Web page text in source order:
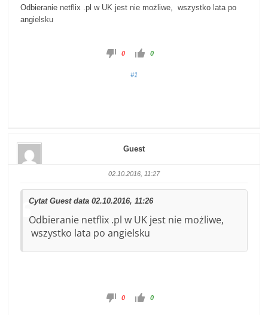
Odbieranie netflix .pl w UK jest nie możliwe, wszystko lata po
angielsku
0 0
#1
Guest
02.10.2016, 11:27
Cytat Guest data 02.10.2016, 11:26
Odbieranie netflix .pl w UK jest nie możliwe,
wszystko lata po angielsku
0 0